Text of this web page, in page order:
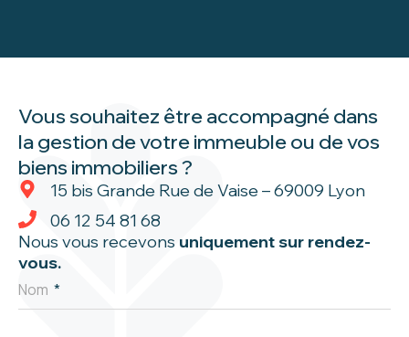
Vous souhaitez être accompagné dans
la gestion de votre immeuble ou de vos
biens immobiliers ?
15 bis Grande Rue de Vaise – 69009 Lyon
06 12 54 81 68
Nous vous recevons uniquement sur rendez-
vous.
Nom